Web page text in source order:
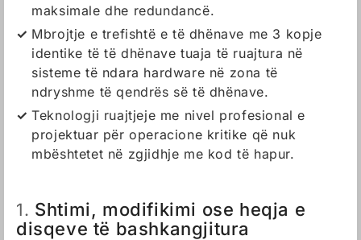
maksimale dhe redundancë.
Mbrojtje e trefishtë e të dhënave me 3 kopje
identike të të dhënave tuaja të ruajtura në
sisteme të ndara hardware në zona të
ndryshme të qendrës së të dhënave.
Teknologji ruajtjeje me nivel profesional e
projektuar për operacione kritike që nuk
mbështetet në zgjidhje me kod të hapur.
1. Shtimi, modifikimi ose heqja e
disqeve të bashkangjitura